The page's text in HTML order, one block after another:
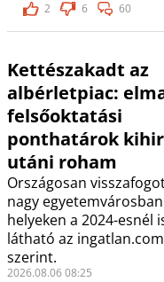
2
6 60
Kettészakadt az
albérletpiac:
felsőoktatási
ponthatárok
utáni roham
Országosan
nagy
helyeken a 2024-esnél
látható az
szerint.
2026.08.06 08:25